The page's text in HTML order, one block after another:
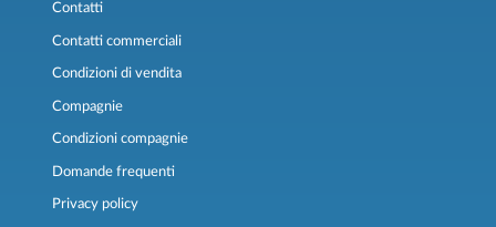
Contatti
Contatti commerciali
Condizioni di vendita
Compagnie
Condizioni compagnie
Domande frequenti
Privacy policy